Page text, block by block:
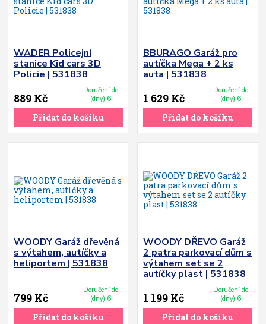
WADER Policejní
stanice Kid cars 3D
Policie | 531838
889 Kč
Doručení do
(dny):6
Přidat do košíku
BBURAGO Garáž pro
autíčka Mega + 2 ks
auta | 531838
1 629 Kč
Doručení do
(dny):6
Přidat do košíku
WOODY Garáž dřevěná
s výtahem, autíčky a
heliportem | 531838
799 Kč
Doručení do
(dny):6
Přidat do košíku
WOODY DŘEVO Garáž
2 patra parkovací dům s
výtahem set se 2
autíčky plast | 531838
1 199 Kč
Doručení do
(dny):6
Přidat do košíku